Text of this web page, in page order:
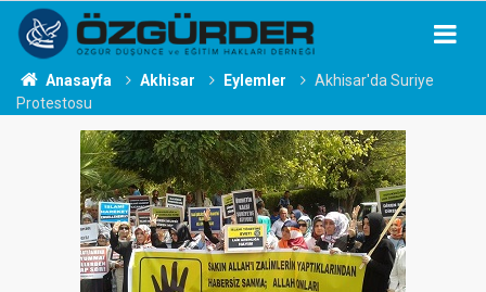
Anasayfa Akhisar Eylemler
Akhisar'da Suriye
Protestosu